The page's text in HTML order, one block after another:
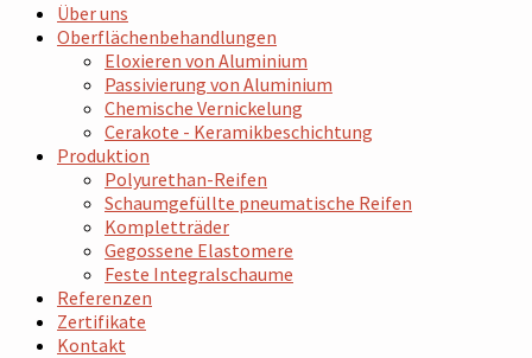
Über uns
Oberflächenbehandlungen
Eloxieren von Aluminium
Passivierung von Aluminium
Chemische Vernickelung
Cerakote - Keramikbeschichtung
Produktion
Polyurethan-Reifen
Schaumgefüllte pneumatische Reifen
Kompletträder
Gegossene Elastomere
Feste Integralschaume
Referenzen
Zertifikate
Kontakt